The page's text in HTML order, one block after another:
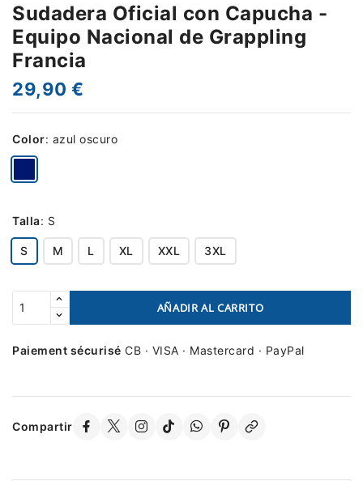
Sudadera Oficial con Capucha -
Equipo Nacional de Grappling
Francia
29,90 €
Color: azul oscuro
Talla: S
S M L XL XXL 3XL
AÑADIR AL CARRITO
Paiement sécurisé CB · VISA · Mastercard · PayPal
Compartir